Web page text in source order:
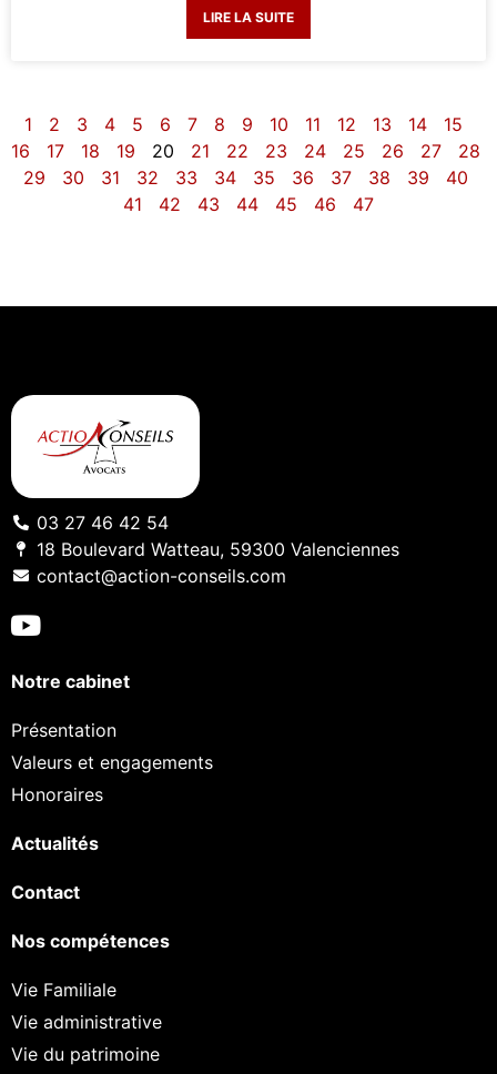
LIRE LA SUITE
1 2 3 4 5 6 7 8 9 10 11 12 13 14
15
16
17 18 19 20 21 22 23 24 25 26 27
28
29
30 31 32 33 34 35 36 37 38 39
40
41
42 43 44 45 46 47
03 27 46 42 54
18 Boulevard Watteau, 59300 Valenciennes
contact@action-conseils.com
Notre cabinet
Présentation
Valeurs et engagements
Honoraires
Actualités
Contact
Nos compétences
Vie Familiale
Vie administrative
Vie du patrimoine